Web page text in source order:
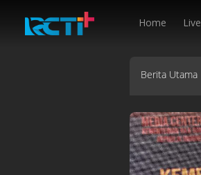
Home Live
Berita Utama